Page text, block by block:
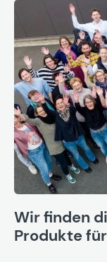
Wir finden
Produkte